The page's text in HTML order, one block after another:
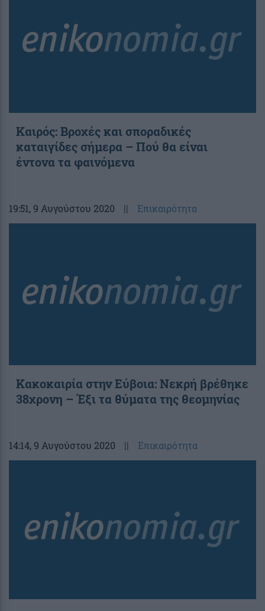
Καιρός: Βροχές και σποραδικές
καταιγίδες σήμερα – Πού θα είναι
έντονα τα φαινόμενα
19:51, 9 Αυγούστου 2020 || Επικαιρότητα
Κακοκαιρία στην Εύβοια: Νεκρή βρέθηκε
38χρονη – Έξι τα θύματα της θεομηνίας
14:14, 9 Αυγούστου 2020 || Επικαιρότητα